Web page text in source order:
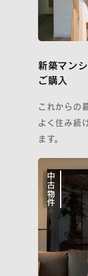
新築マン
ご購入
これからの
よく住み続
ます。
中古物件